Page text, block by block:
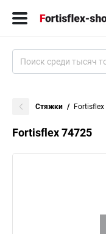
Стяжки
Fortisflex 74725